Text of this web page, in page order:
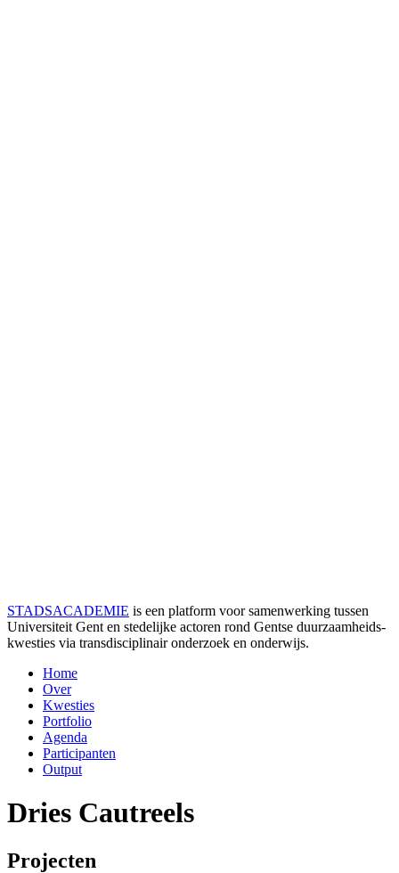
STADSACADEMIE is een platform voor samenwerking tussen
Universiteit Gent en stedelijke actoren rond Gentse duurzaamheids­
kwesties via transdisciplinair onderzoek en onderwijs.
Home
Over
Kwesties
Portfolio
Agenda
Participanten
Output
Dries Cautreels
Projecten